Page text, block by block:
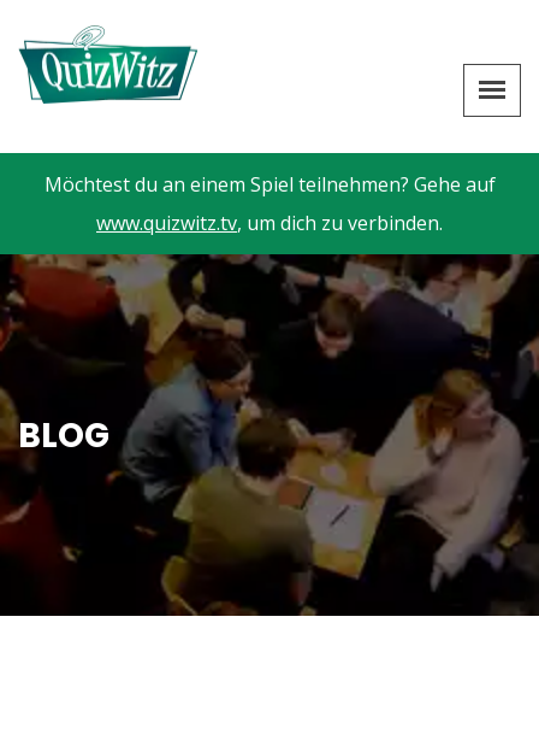
Möchtest du an einem Spiel teilnehmen? Gehe auf
www.quizwitz.tv, um dich zu verbinden.
BLOG